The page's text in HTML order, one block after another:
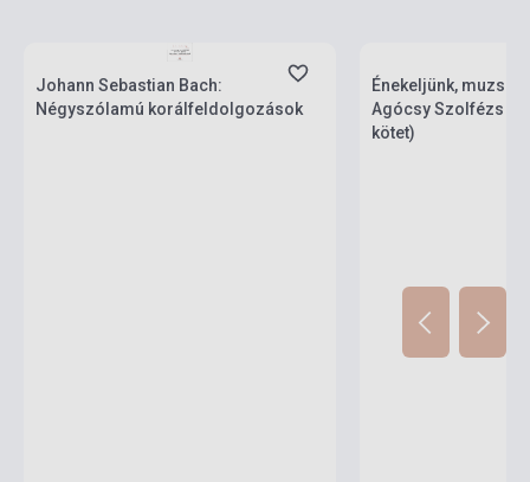
Johann Sebastian Bach:
Négyszólamú korálfeldolgozások
Énekeljünk,
Agócsy Szolfézs
kötet)